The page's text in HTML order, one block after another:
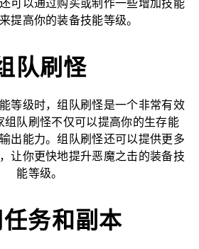
可以通过购买或制作一些增加技能
提高你的装备技能等级。
队刷怪
等级时，组队刷怪是一个非常有效
队刷怪不仅可以提高你的生存能
出能力。组队刷怪还可以提供更多
让你更快地提升恶魔之击的装备技
能等级。
务和副本